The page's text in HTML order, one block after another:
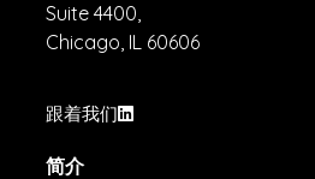
Suite 4400,
Chicago, IL 60606
跟着我们
简介